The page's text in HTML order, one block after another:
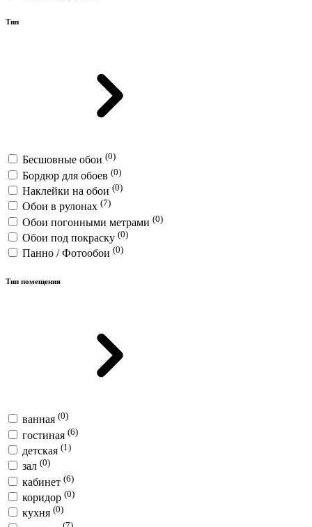
Тип
Бесшовные обои (0)
Бордюр для обоев (0)
Наклейки на обои (0)
Обои в рулонах (7)
Обои погонными метрами (0)
Обои под покраску (0)
Панно / Фотообои (0)
Тип помещения
ванная (0)
гостиная (6)
детская (1)
зал (0)
кабинет (6)
коридор (0)
кухня (0)
(7)